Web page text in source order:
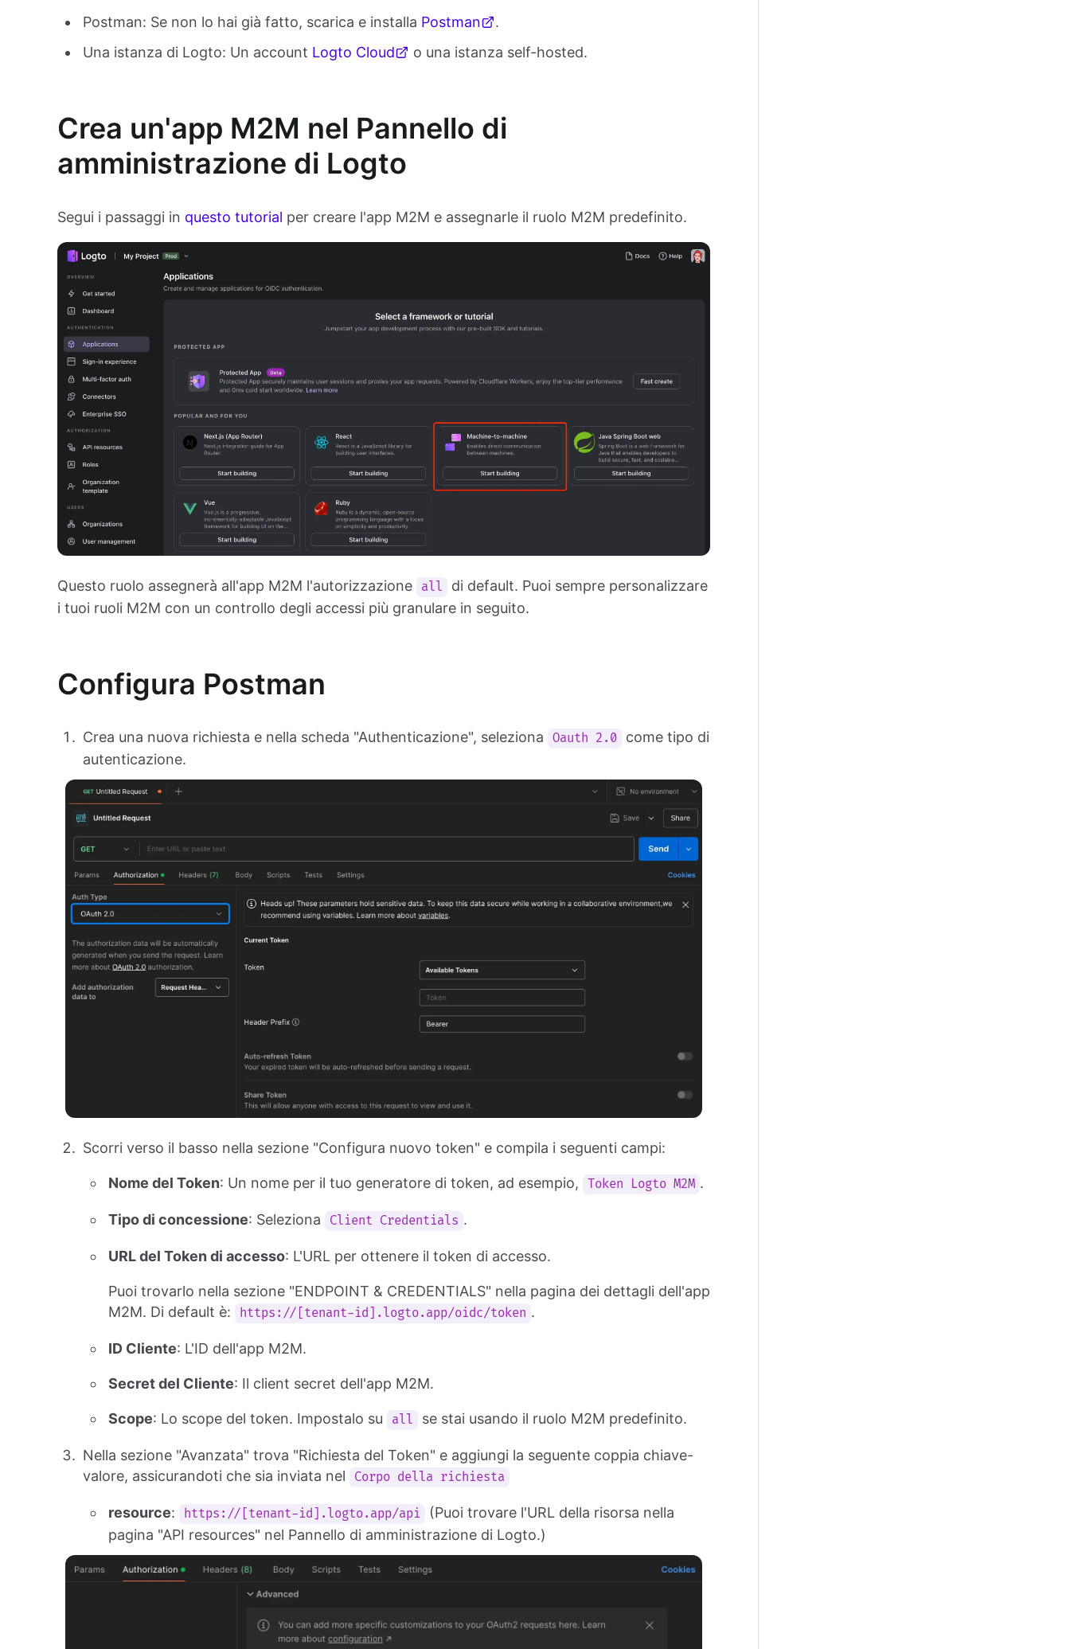
Postman: Se non lo hai già fatto, scarica e installa Postman
.
Una istanza di Logto: Un account Logto Cloud o una istanza self-hosted.
Crea un'app M2M nel Pannello di
amministrazione di Logto
Segui i passaggi in questo tutorial per creare l'app M2M e assegnarle il ruolo M2M predefinito.
Questo ruolo assegnerà all'app M2M l'autorizzazione all
di default. Puoi sempre personalizzare
i tuoi ruoli M2M con un controllo degli accessi più granulare in seguito.
Configura Postman
Crea una nuova richiesta e nella scheda "Authenticazione", seleziona Oauth 2.0
come tipo di
autenticazione.
Scorri verso il basso nella sezione "Configura nuovo token" e compila i seguenti campi:
Nome del Token: Un nome per il tuo generatore di token, ad esempio, Token Logto M2M .
Tipo di concessione: Seleziona Client Credentials .
URL del Token di accesso: L'URL per ottenere il token di accesso.
Puoi trovarlo nella sezione "ENDPOINT & CREDENTIALS" nella pagina dei dettagli dell'app
M2M. Di default è:
https://[tenant-id].logto.app/oidc/token .
ID Cliente: L'ID dell'app M2M.
Secret del Cliente: Il client secret dell'app M2M.
Scope: Lo scope del token. Impostalo su all se stai usando il ruolo M2M predefinito.
Nella sezione "Avanzata" trova "Richiesta del Token" e aggiungi la seguente coppia chiave-
valore, assicurandoti che sia inviata nel
Corpo della richiesta
resource: https://[tenant-id].logto.app/api
(Puoi trovare l'URL della risorsa nella
pagina "API resources" nel Pannello di amministrazione di Logto.)